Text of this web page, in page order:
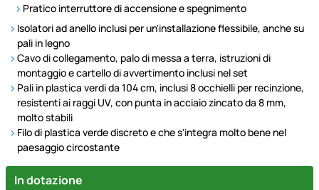
Pratico interruttore di accensione e spegnimento
Isolatori ad anello inclusi per un'installazione flessibile, anche su
pali in legno
Cavo di collegamento, palo di messa a terra, istruzioni di
montaggio e cartello di avvertimento inclusi nel set
Pali in plastica verdi da 104 cm, inclusi 8 occhielli per recinzione,
resistenti ai raggi UV, con punta in acciaio zincato da 8 mm,
molto stabili
Filo di plastica verde discreto e che s'integra molto bene nel
paesaggio circostante
In dotazione